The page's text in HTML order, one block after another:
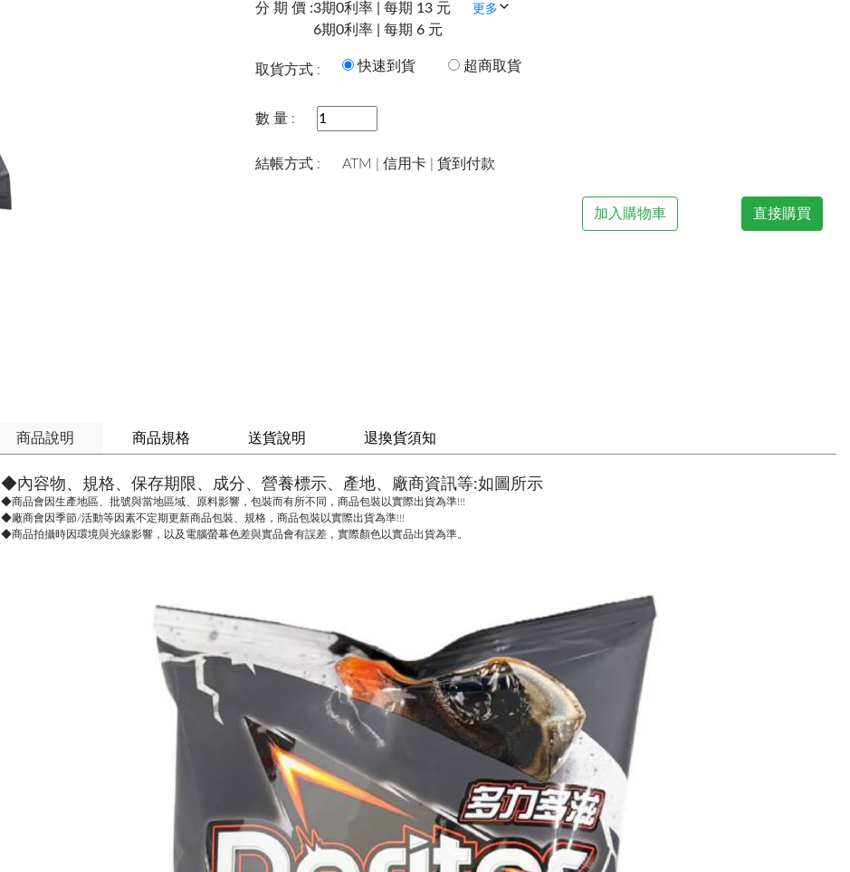
分 期 價 :3期0利率 | 每期 13 元
6期0利率 | 每期 6 元
更多
取貨方式 : 快速到貨 超商取貨
數 量 :
結帳方式 : ATM | 信用卡 | 貨到付款
加入購物車 直接購買
商品說明 商品規格 送貨說明 退換貨須知
◆內容物、規格、保存期限、成分、營養標示、產地、廠商資訊等:如圖所示
◆商品會因生產地區、批號與當地區域、原料影響，包裝而有所不同，商品包裝以實際出貨為準!!!
◆廠商會因季節/活動等因素不定期更新商品包裝、規格，商品包裝以實際出貨為準!!!
◆商品拍攝時因環境與光線影響，以及電腦螢幕色差與實品會有誤差，實際顏色以實品出貨為準。